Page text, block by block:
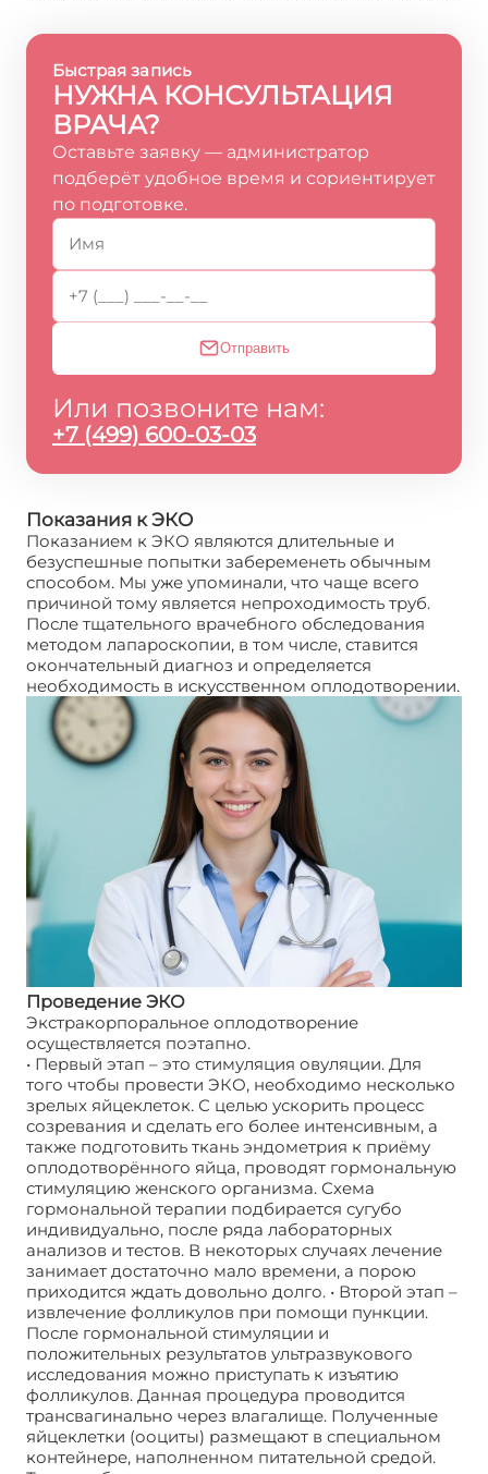
Быстрая запись
НУЖНА КОНСУЛЬТАЦИЯ
ВРАЧА?
Оставьте заявку — администратор
подберёт удобное время и сориентирует
по подготовке.
Отправить
Или позвоните нам:
+7 (499) 600-03-03
Показания к ЭКО
Показанием к ЭКО являются длительные и
безуспешные попытки забеременеть обычным
способом. Мы уже упоминали, что чаще всего
причиной тому является непроходимость труб.
После тщательного врачебного обследования
методом лапароскопии, в том числе, ставится
окончательный диагноз и определяется
необходимость в искусственном оплодотворении.
Проведение ЭКО
Экстракорпоральное оплодотворение
осуществляется поэтапно.
• Первый этап – это стимуляция овуляции. Для
того чтобы провести ЭКО, необходимо несколько
зрелых яйцеклеток. С целью ускорить процесс
созревания и сделать его более интенсивным, а
также подготовить ткань эндометрия к приёму
оплодотворённого яйца, проводят гормональную
стимуляцию женского организма. Схема
гормональной терапии подбирается сугубо
индивидуально, после ряда лабораторных
анализов и тестов. В некоторых случаях лечение
занимает достаточно мало времени, а порою
приходится ждать довольно долго. • Второй этап –
извлечение фолликулов при помощи пункции.
После гормональной стимуляции и
положительных результатов ультразвукового
исследования можно приступать к изъятию
фолликулов. Данная процедура проводится
трансвагинально через влагалище. Полученные
яйцеклетки (ооциты) размещают в специальном
контейнере, наполненном питательной средой.